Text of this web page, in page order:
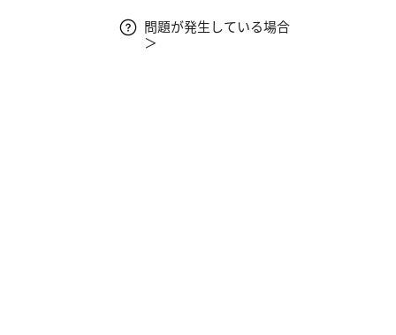
問題が発生している場合
＞